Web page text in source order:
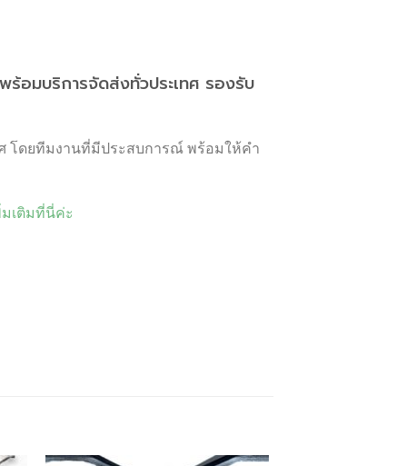
อมบริการจัดส่งทั่วประเทศ รองรับ
โดยทีมงานที่มีประสบการณ์ พร้อมให้คำ
เติมที่นี่ค่ะ